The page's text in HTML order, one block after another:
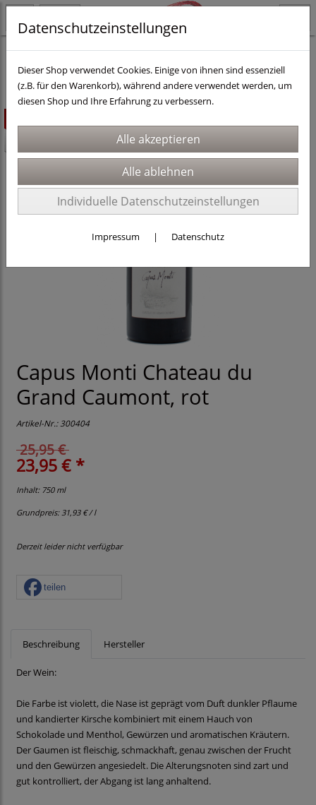
Capus Monti Chateau du
Grand Caumont, rot
Artikel-Nr.:300404
25,95 €
23,95 € *
Inhalt: 750 ml
Grundpreis:31,93 € / l
Derzeit leider nicht verfügbar
teilen
Beschreibung Hersteller
Der Wein:
Die Farbe ist violett, die Nase ist geprägt vom Duft dunkler Pflaume
und kandierter Kirsche kombiniert mit einem Hauch von
Schokolade und Menthol, Gewürzen und aromatischen Kräutern.
Der Gaumen ist fleischig, schmackhaft, genau zwischen der Frucht
und den Gewürzen angesiedelt. Die Alterungsnoten sind zart und
gut kontrolliert, der Abgang ist lang anhaltend.
Datenschutzeinstellungen
Dieser Shop verwendet Cookies. Einige von ihnen sind essenziell
(z.B. für den Warenkorb), während andere verwendet werden, um
diesen Shop und Ihre Erfahrung zu verbessern.
Individuelle Datenschutzeinstellungen
Impressum | Datenschutz